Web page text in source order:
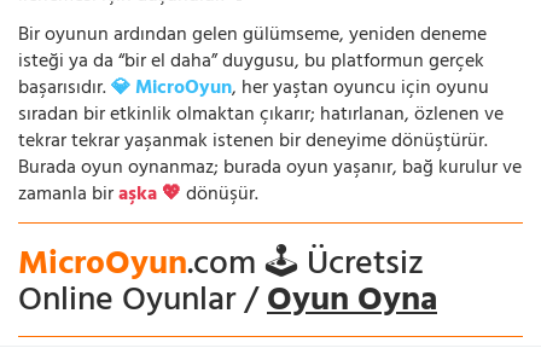
Bir oyunun ardından gelen gülümseme, yeniden deneme
isteği ya da “bir el daha” duygusu, bu platformun gerçek
başarısıdır.💎 MicroOyun, her yaştan oyuncu için oyunu
sıradan bir etkinlik olmaktan çıkarır; hatırlanan, özlenen ve
tekrar tekrar yaşanmak istenen bir deneyime dönüştürür.
Burada oyun oynanmaz; burada oyun yaşanır, bağ kurulur ve
zamanla biraşka 💖dönüşür.
MicroOyun.com 🕹️ Ücretsiz
Online Oyunlar /Oyun Oyna